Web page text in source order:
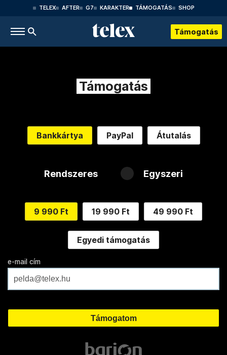
TELEX AFTER G7 KARAKTER TÁMOGATÁS SHOP
Támogatás
Támogatás
Bankkártya PayPal Átutalás
Rendszeres Egyszeri
9 990 Ft 19 990 Ft 49 990 Ft
Egyedi támogatás
e-mail cím